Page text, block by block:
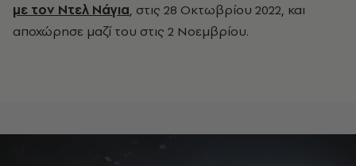
με τον Ντελ Νάγια, στις 28 Οκτωβρίου 2022, και
αποχώρησε μαζί του στις 2 Νοεμβρίου.